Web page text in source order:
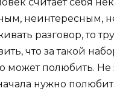
неинтересным,
разговор, то
что за такой
может полюбить. Не
нужно